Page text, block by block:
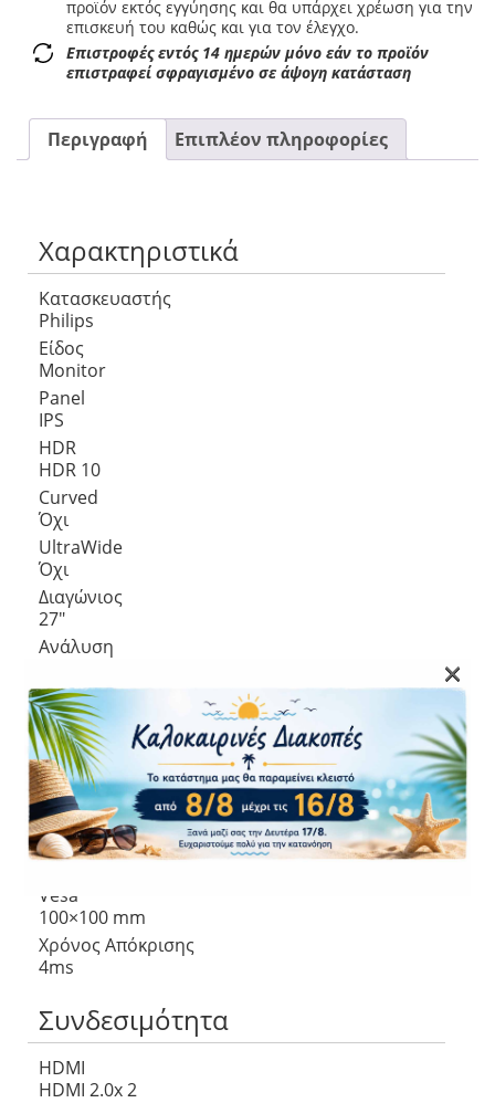
προϊόν εκτός εγγύησης και θα υπάρχει χρέωση για την
επισκευή του καθώς και για τον έλεγχο.
Επιστροφές εντός 14 ημερών μόνο εάν το προϊόν
επιστραφεί σφραγισμένο σε άψογη κατάσταση
Περιγραφή Επιπλέον πληροφορίες
Χαρακτηριστικά
Κατασκευαστής
Philips
Είδος
Monitor
Panel
IPS
HDR
HDR 10
Curved
Όχι
UltraWide
Όχι
Διαγώνιος
27″
Ανάλυση
Αντίθεση
1000:1 (static)
Φωτεινότητα
350cd/m²
Ρυθμός Ανανέωσης
60 Hz
Aspect ratio
16:9
Vesa
100×100 mm
Χρόνος Απόκρισης
4ms
Συνδεσιμότητα
HDMI
HDMI 2.0x 2
×